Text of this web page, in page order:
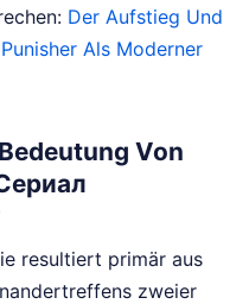
Der Aufstieg Und
Als Moderner
Von
resultiert primär aus
zweier